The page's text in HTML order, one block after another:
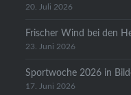
20. Juli 2026
Frischer Wind bei den
23. Juni 2026
Sportwoche 2026 in
17. Juni 2026